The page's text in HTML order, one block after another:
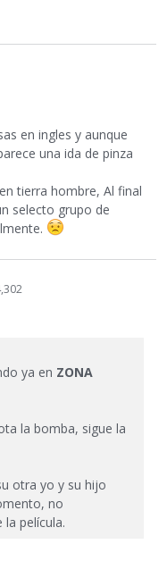
en ingles y aunque
una ida de pinza
tierra hombre, Al final
selecto grupo de
ya en ZONA
la bomba, sigue la
otra yo y su hijo
no
película.